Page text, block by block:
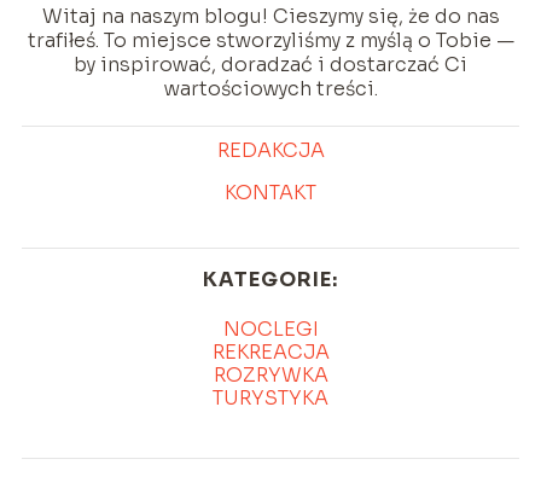
Witaj na naszym blogu! Cieszymy się, że do nas
trafiłeś. To miejsce stworzyliśmy z myślą o Tobie —
by inspirować, doradzać i dostarczać Ci
wartościowych treści.
REDAKCJA
KONTAKT
KATEGORIE:
NOCLEGI
REKREACJA
ROZRYWKA
TURYSTYKA